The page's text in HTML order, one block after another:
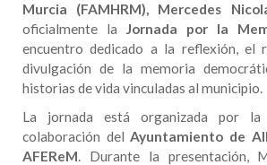
Murcia (FAMHRM), Mercedes
oficialmente la Jornada por la
encuentro dedicado a la reflexión, el
divulgación de la memoria
historias de vida vinculadas al municipio.
La jornada está organizada por la
colaboración delAyuntamiento de
AFEReM. Durante la presentación,